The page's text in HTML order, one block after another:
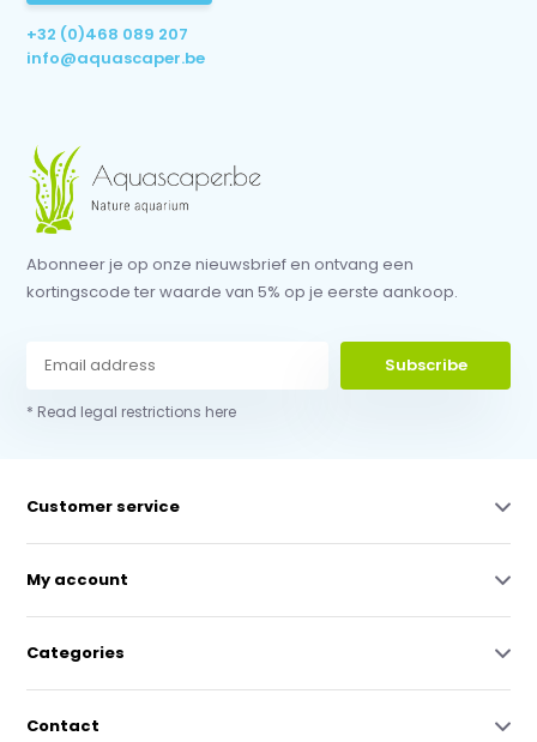
+32 (0)468 089 207
info@aquascaper.be
Abonneer je op onze nieuwsbrief en ontvang een
kortingscode ter waarde van 5% op je eerste aankoop.
Subscribe
* Read legal restrictions here
Customer service
My account
Categories
Contact